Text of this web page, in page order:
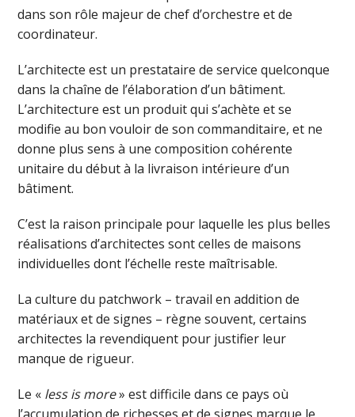
dans son rôle majeur de chef d’orchestre et de
coordinateur.
L’architecte est un prestataire de service quelconque
dans la chaîne de l’élaboration d’un bâtiment.
L’architecture est un produit qui s’achète et se
modifie au bon vouloir de son commanditaire, et ne
donne plus sens à une composition cohérente
unitaire du début à la livraison intérieure d’un
bâtiment.
C’est la raison principale pour laquelle les plus belles
réalisations d’architectes sont celles de maisons
individuelles dont l’échelle reste maîtrisable.
La culture du patchwork – travail en addition de
matériaux et de signes – règne souvent, certains
architectes la revendiquent pour justifier leur
manque de rigueur.
Le « less is more» est difficile dans ce pays où
l’accumulation de richesses et de signes marque le